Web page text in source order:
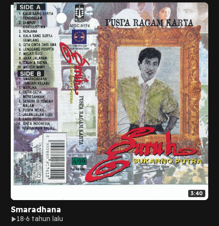
3:40
Smaradhana
18 6 tahun lalu